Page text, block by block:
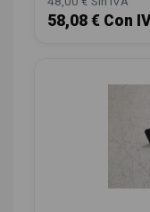
58,08 € Con